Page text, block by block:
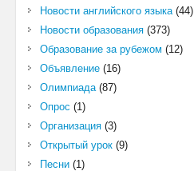
Новости английского языка(44)
Новости образования(373)
Образование за рубежом (12)
Объявление(16)
Олимпиада(87)
Опрос (1)
Организация(3)
Открытый урок(9)
Песни(1)